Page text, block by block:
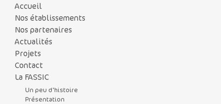
Accueil
Nos établissements
Nos partenaires
Actualités
Projets
Contact
La FASSIC
Un peu d’histoire
Présentation